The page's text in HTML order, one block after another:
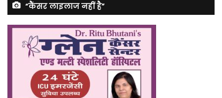
“कैंसर लाइलाज नहीं है”